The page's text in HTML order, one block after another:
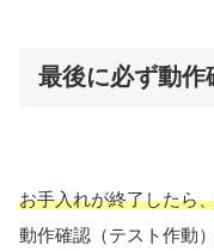
最後に必ず動作
お手入れが終了したら
動作確認（テスト作動